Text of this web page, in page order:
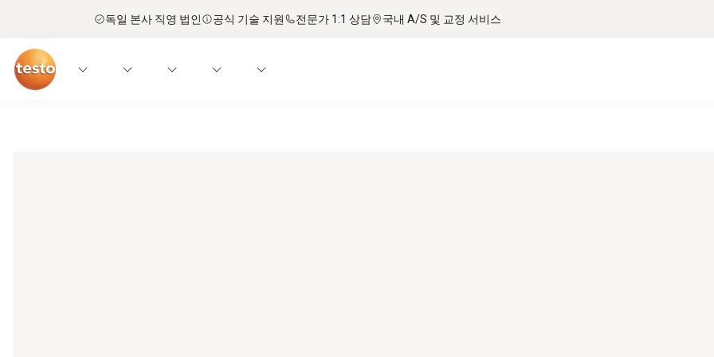
독일 본사 직영 법인 공식 기술 지원 전문가 1:1 상담 국내 A/S 및 교정 서비스